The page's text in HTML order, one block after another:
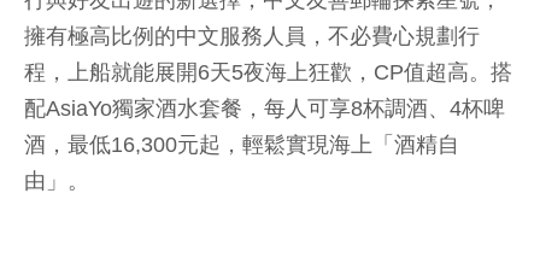
擁有極高比例的中文服務人員，不必費心規劃行
程，上船就能展開6天5夜海上狂歡，CP值超高。搭
配AsiaYo獨家酒水套餐，每人可享8杯調酒、4杯啤
酒，最低16,300元起，輕鬆實現海上「酒精自
由」。